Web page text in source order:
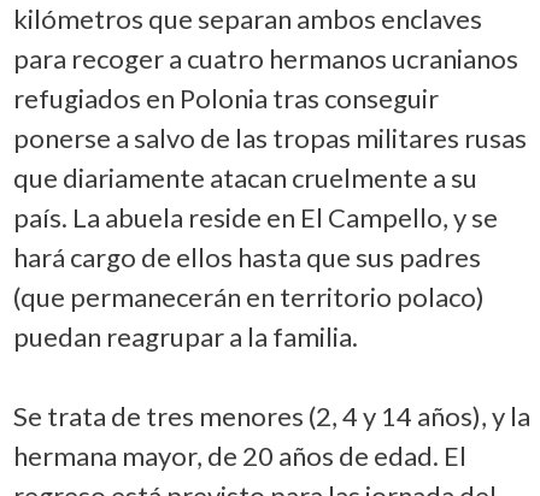
kilómetros que separan ambos enclaves
para recoger a cuatro hermanos ucranianos
refugiados en Polonia tras conseguir
ponerse a salvo de las tropas militares rusas
que diariamente atacan cruelmente a su
país. La abuela reside en El Campello, y se
hará cargo de ellos hasta que sus padres
(que permanecerán en territorio polaco)
puedan reagrupar a la familia.
Se trata de tres menores (2, 4 y 14 años), y la
hermana mayor, de 20 años de edad. El